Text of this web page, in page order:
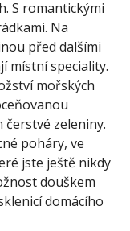
S romantickými
Na
před dalšími
místní speciality.
mořských
zeleniny.
poháry, ve
jste ještě nikdy
douškem
domácího